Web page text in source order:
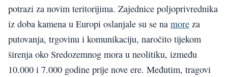
potrazi za novim teritorijima. Zajednice poljoprivrednika
iz doba kamena u Europi oslanjale su se na more za
putovanja, trgovinu i komunikaciju, naročito tijekom
širenja oko Sredozemnog mora u neolitiku, između
10.000 i 7.000 godine prije nove ere. Međutim, tragovi